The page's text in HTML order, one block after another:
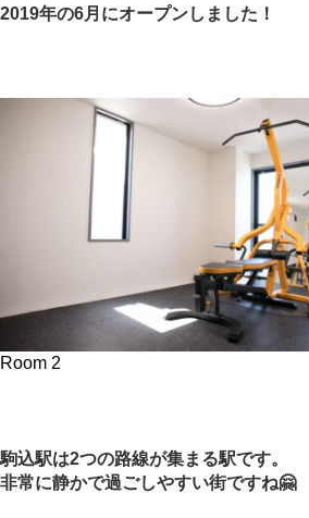
2019年の6月にオープンしました！
Room 2
駒込駅は2つの路線が集まる駅です。
非常に静かで過ごしやすい街ですね🤗